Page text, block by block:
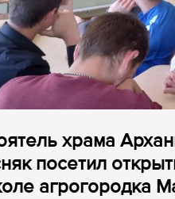
храма
посетил
агрогородка